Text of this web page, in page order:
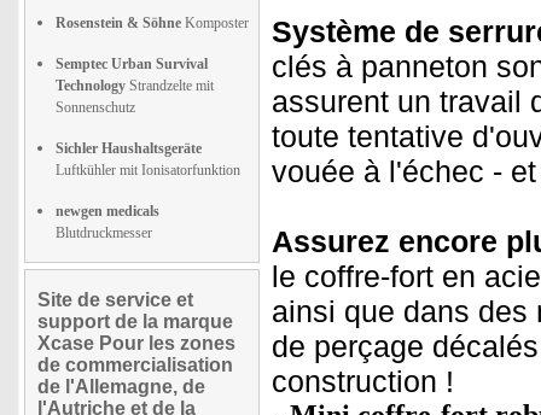
Rosenstein & Söhne Komposter
Semptec Urban Survival
Technology Strandzelte mit
Sonnenschutz
Sichler Haushaltsgeräte
Luftkühler mit Ionisatorfunktion
newgen medicals
Blutdruckmesser
Site de service et
support de la marque
Xcase Pour les zones
de commercialisation
de l'Allemagne, de
l'Autriche et de la
Système de
clés à panneton
assurent un travail
toute tentative
vouée à l'échec -
Assurez encore
le coffre-fort en
ainsi que dans des
de perçage
construction !